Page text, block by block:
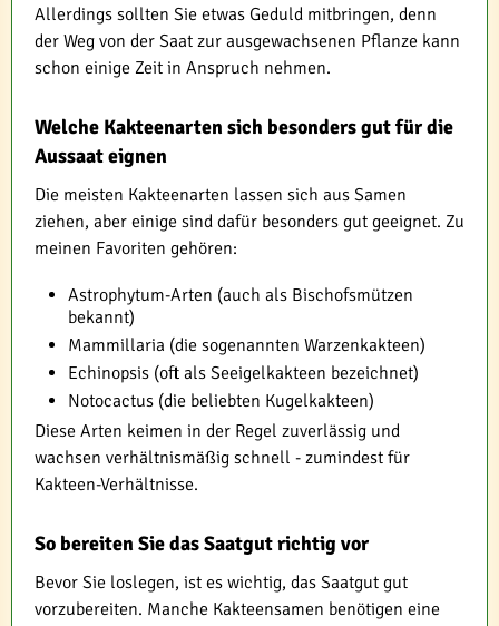
Allerdings sollten Sie etwas Geduld mitbringen, denn
der Weg von der Saat zur ausgewachsenen Pflanze kann
schon einige Zeit in Anspruch nehmen.
Welche Kakteenarten sich besonders gut für die
Aussaat eignen
Die meisten Kakteenarten lassen sich aus Samen
ziehen, aber einige sind dafür besonders gut geeignet. Zu
meinen Favoriten gehören:
Astrophytum-Arten (auch als Bischofsmützen
bekannt)
Mammillaria (die sogenannten Warzenkakteen)
Echinopsis (oft als Seeigelkakteen bezeichnet)
Notocactus (die beliebten Kugelkakteen)
Diese Arten keimen in der Regel zuverlässig und
wachsen verhältnismäßig schnell - zumindest für
Kakteen-Verhältnisse.
So bereiten Sie das Saatgut richtig vor
Bevor Sie loslegen, ist es wichtig, das Saatgut gut
vorzubereiten. Manche Kakteensamen benötigen eine